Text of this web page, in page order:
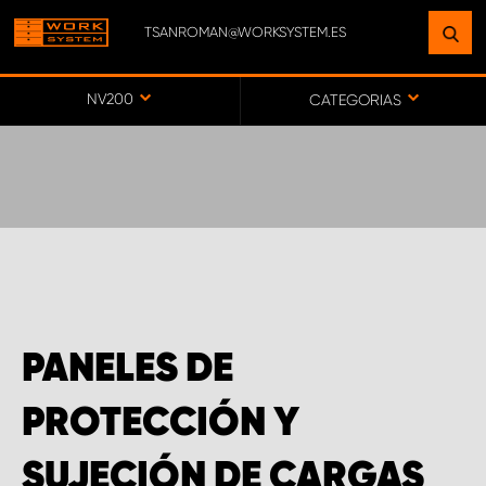
TSANROMAN@WORKSYSTEM.ES
NV200 CATEGORIAS
PANELES DE
PROTECCIÓN Y
ENCUENTRE UNA INSTALACIÓN
CERCA DE USTED